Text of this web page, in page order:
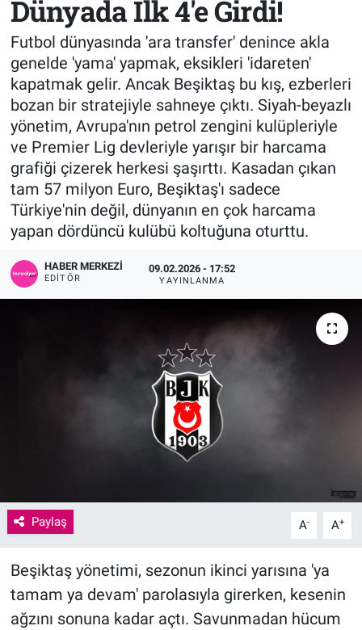
Dünyada İlk 4'e Girdi!
Futbol dünyasında 'ara transfer' denince akla
genelde 'yama' yapmak, eksikleri 'idareten'
kapatmak gelir. Ancak Beşiktaş bu kış, ezberleri
bozan bir stratejiyle sahneye çıktı. Siyah-beyazlı
yönetim, Avrupa'nın petrol zengini kulüpleriyle
ve Premier Lig devleriyle yarışır bir harcama
grafiği çizerek herkesi şaşırttı. Kasadan çıkan
tam 57 milyon Euro, Beşiktaş'ı sadece
Türkiye'nin değil, dünyanın en çok harcama
yapan dördüncü kulübü koltuğuna oturttu.
HABER MERKEZI
EDITÖR
09.02.2026 - 17:52
YAYINLANMA
Paylaş A- A+
Beşiktaş yönetimi, sezonun ikinci yarısına 'ya
tamam ya devam' parolasıyla girerken, kesenin
ağzını sonuna kadar açtı. Savunmadan hücum
Sağlık
Spor
Teknoloji
Tv Medya
KÜLTÜR SANAT